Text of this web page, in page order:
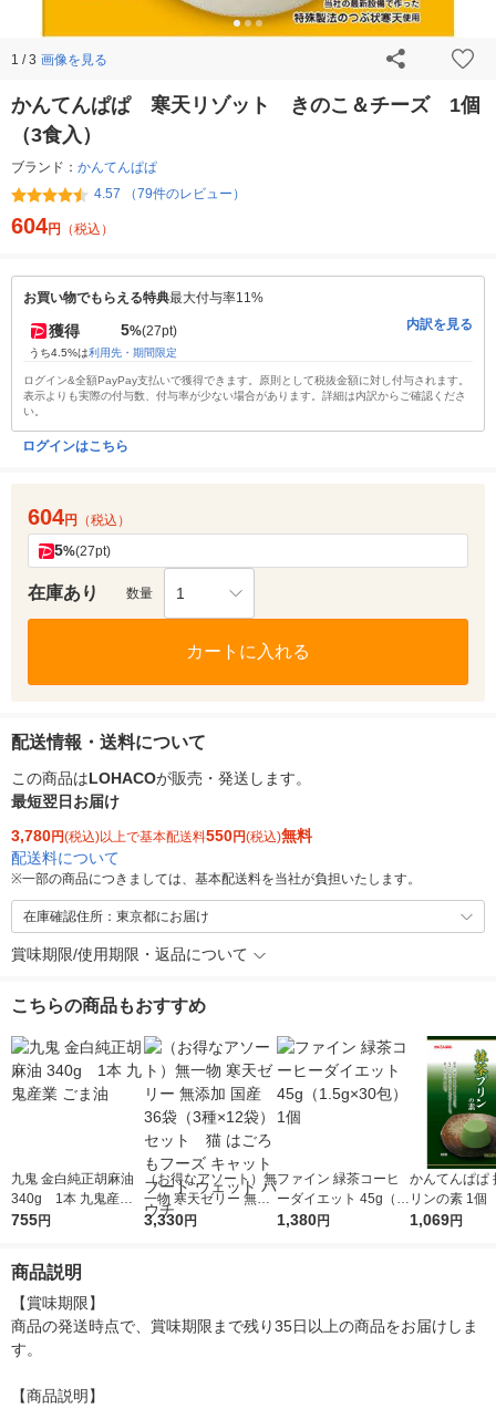
1 / 3 画像を見る
かんてんぱぱ 寒天リゾット きのこ＆チーズ 1個
（3食入）
ブランド： かんてんぱぱ
4.57 （79件のレビュー）
604円 （税込）
お買い物でもらえる特典最大付与率11%
獲得 5%(27pt)
うち4.5%は利用先・期間限定
内訳を見る
ログイン&全額PayPay支払いで獲得できます。原則として税抜金額に対し付与されます。
表示よりも実際の付与数、付与率が少ない場合があります。詳細は内訳からご確認くださ
い。
ログインはこちら
604円 （税込）
5%(27pt)
在庫あり 数量 1
カートに入れる
配送情報・送料について
この商品はLOHACOが販売・発送します。
最短翌日お届け
3,780円(税込)以上で基本配送料550円(税込)無料
配送料について
※一部の商品につきましては、基本配送料を当社が負担いたします。
在庫確認住所：東京都にお届け
賞味期限/使用期限・返品について
こちらの商品もおすすめ
九鬼 金白純正胡麻油
340g 1本 九鬼産業
ごま油
755円
（お得なアソート）無
一物 寒天ゼリー 無添
加 国産 36袋（3種×12
3,330円
ファイン 緑茶コーヒ
ーダイエット 45g（1.
5g×30包） 1個
1,380円
かんてんぱぱ
リンの素 1個
1,069円
商品説明
【賞味期限】
商品の発送時点で、賞味期限まで残り35日以上の商品をお届けしま
す。
【商品説明】